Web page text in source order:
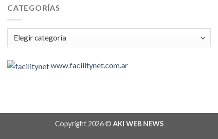
CATEGORÍAS
Categorías
www.facilitynet.com.ar
Copyright 2026 © AKI WEB NEWS